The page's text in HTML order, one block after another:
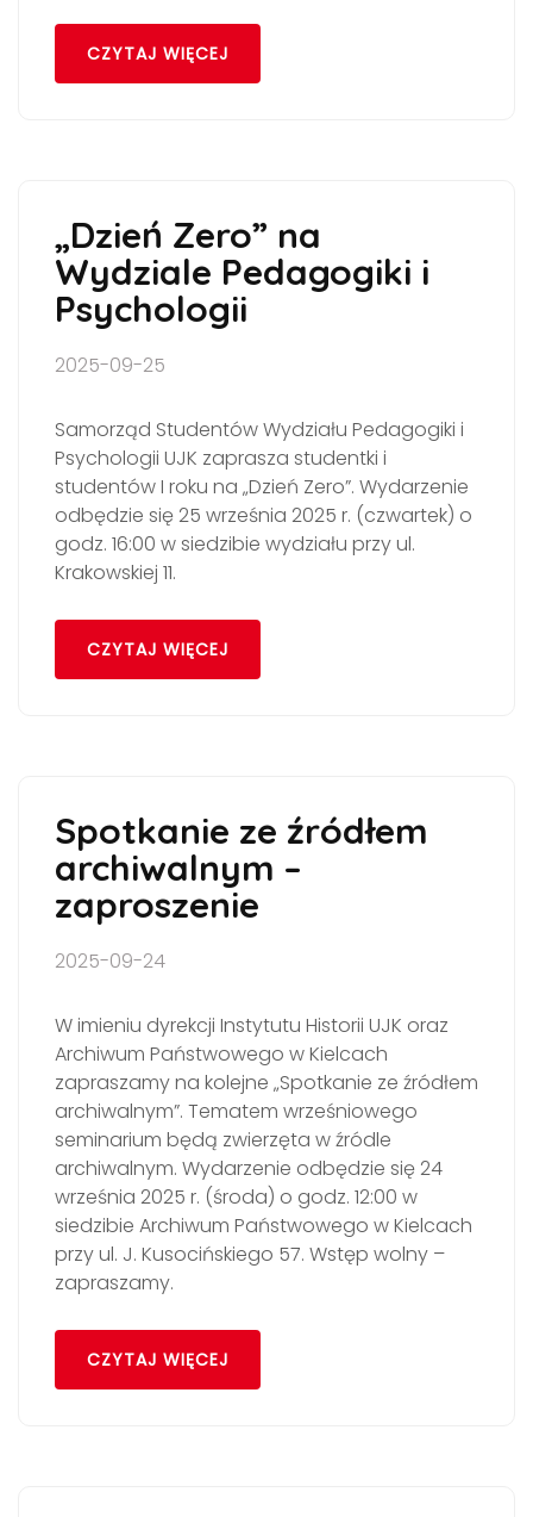
CZYTAJ WIĘCEJ
„Dzień Zero” na
Wydziale Pedagogiki i
Psychologii
2025-09-25
Samorząd Studentów Wydziału Pedagogiki i
Psychologii UJK zaprasza studentki i
studentów I roku na „Dzień Zero”. Wydarzenie
odbędzie się 25 września 2025 r. (czwartek) o
godz. 16:00 w siedzibie wydziału przy ul.
Krakowskiej 11.
CZYTAJ WIĘCEJ
Spotkanie ze źródłem
archiwalnym –
zaproszenie
2025-09-24
W imieniu dyrekcji Instytutu Historii UJK oraz
Archiwum Państwowego w Kielcach
zapraszamy na kolejne „Spotkanie ze źródłem
archiwalnym”. Tematem wrześniowego
seminarium będą zwierzęta w źródle
archiwalnym. Wydarzenie odbędzie się 24
września 2025 r. (środa) o godz. 12:00 w
siedzibie Archiwum Państwowego w Kielcach
przy ul. J. Kusocińskiego 57. Wstęp wolny –
zapraszamy.
CZYTAJ WIĘCEJ